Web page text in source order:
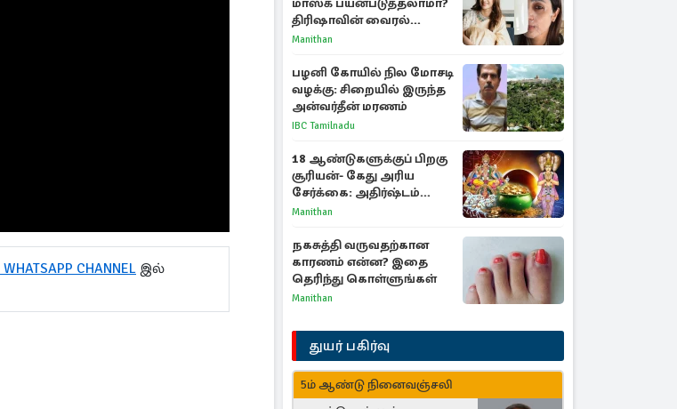
WHATSAPP CHANNEL இல்
மாஸ்க் பயன்படுத்தலாமா?
திரிஷாவின் வைரல்
செல்ஃபிக்கு மருத்துவர்
Manithan
பழனி கோயில் நில மோசடி
வழக்கு: சிறையில் இருந்த
அன்வர்தீன் மரணம்
IBC Tamilnadu
18 ஆண்டுகளுக்குப் பிறகு
சூரியன்- கேது அரிய
சேர்க்கை: அதிர்ஷ்டம்
பெறும் 3 ராசிகள்!
Manithan
நகசுத்தி வருவதற்கான
காரணம் என்ன? இதை
தெரிந்து கொள்ளுங்கள்
Manithan
துயர் பகிர்வு
5ம் ஆண்டு நினைவஞ்சலி